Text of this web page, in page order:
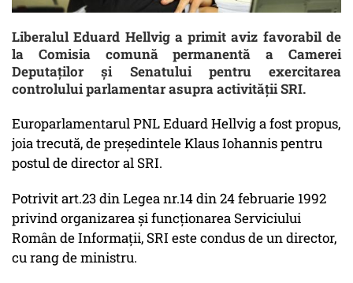
Liberalul Eduard Hellvig a primit aviz favorabil de
la Comisia comună permanentă a Camerei
Deputaților și Senatului pentru exercitarea
controlului parlamentar asupra activității SRI.
Europarlamentarul PNL Eduard Hellvig a fost propus,
joia trecută, de președintele Klaus Iohannis pentru
postul de director al SRI.
Potrivit art.23 din Legea nr.14 din 24 februarie 1992
privind organizarea și funcționarea Serviciului
Român de Informații, SRI este condus de un director,
cu rang de ministru.